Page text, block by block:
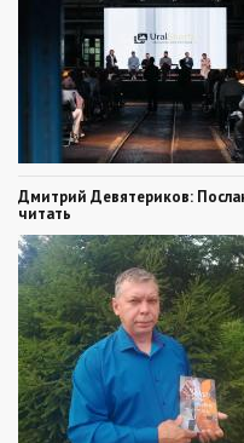
Дмитрий Девятериков:
читать